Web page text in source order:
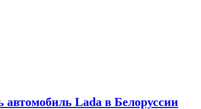
автомобиль Lada в Белоруссии